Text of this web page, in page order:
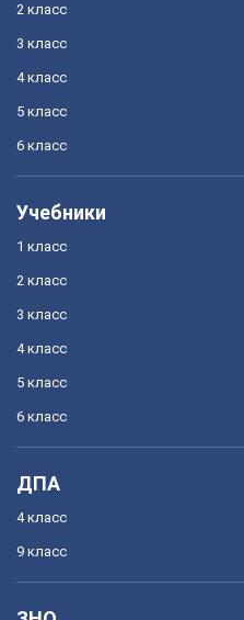
2 класс
3 класс
4 класс
5 класс
6 класс
Учебники
1 класс
2 класс
3 класс
4 класс
5 класс
6 класс
ДПА
4 класс
9 класс